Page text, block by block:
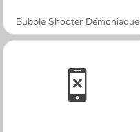
Bubble Shooter Démoniaque